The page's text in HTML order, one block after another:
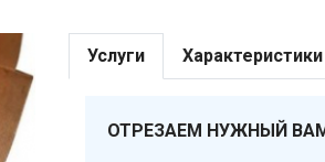
Услуги Характеристики
ОТРЕЗАЕМ НУЖНЫЙ